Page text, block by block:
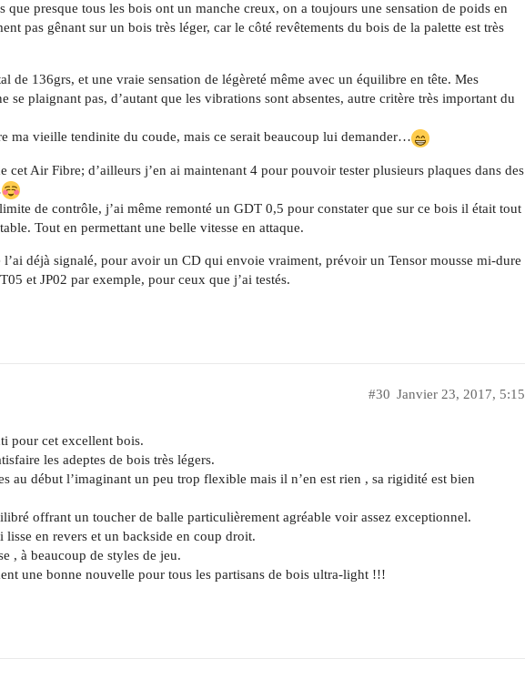
que presque tous les bois ont un manche creux, on a toujours une sensation de poids en
pas gênant sur un bois très léger, car le côté revêtements du bois de la palette est très
de 136grs, et une vraie sensation de légèreté même avec un équilibre en tête. Mes
se plaignant pas, d’autant que les vibrations sont absentes, autre critère très important du
ma vieille tendinite du coude, mais ce serait beaucoup lui demander…
cet Air Fibre; d’ailleurs j’en ai maintenant 4 pour pouvoir tester plusieurs plaques dans des
limite de contrôle, j’ai même remonté un GDT 0,5 pour constater que sur ce bois il était tout
Tout en permettant une belle vitesse en attaque.
l’ai déjà signalé, pour avoir un CD qui envoie vraiment, prévoir un Tensor mousse mi-dure
et JP02 par exemple, pour ceux que j’ai testés.
Janvier 23, 2017, 5:15
#30
pour cet excellent bois.
les adeptes de bois très légers.
au début l’imaginant un peu trop flexible mais il n’en est rien , sa rigidité est bien
offrant un toucher de balle particulièrement agréable voir assez exceptionnel.
lisse en revers et un backside en coup droit.
, à beaucoup de styles de jeu.
une bonne nouvelle pour tous les partisans de bois ultra-light !!!